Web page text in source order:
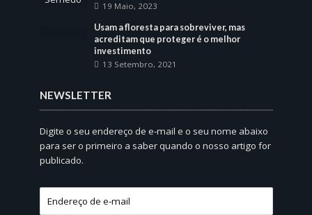
19 Maio, 2023
Usam a floresta para sobreviver, mas
acreditam que proteger é o melhor
investimento
13 Setembro, 2021
NEWSLETTER
Digite o seu endereço de e-mail e o seu nome abaixo
para ser o primeiro a saber quando o nosso artigo for
publicado.